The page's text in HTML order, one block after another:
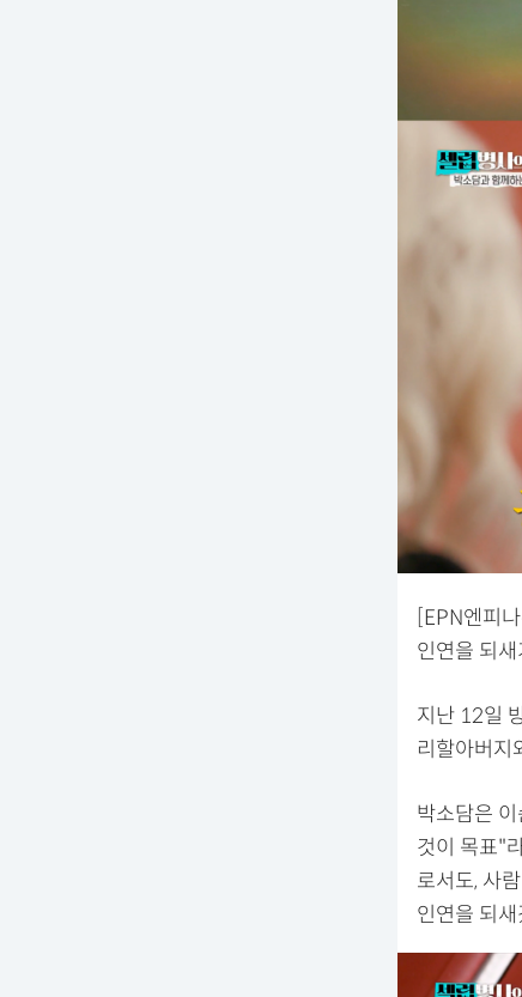
[EPN엔피
인연을 되
지난 12일
리할아버지
박소담은
것이 목표"
로서도, 사
인연을 되새